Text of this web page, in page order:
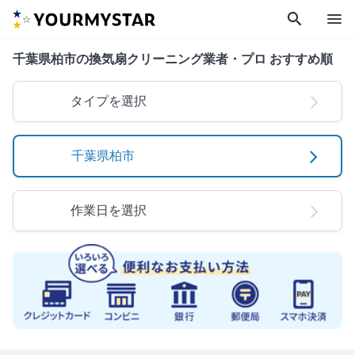
search menu
千葉県柏市の換気扇クリーニング業者・プロ おすすめ順
タイプを選択
千葉県柏市
作業日を選択